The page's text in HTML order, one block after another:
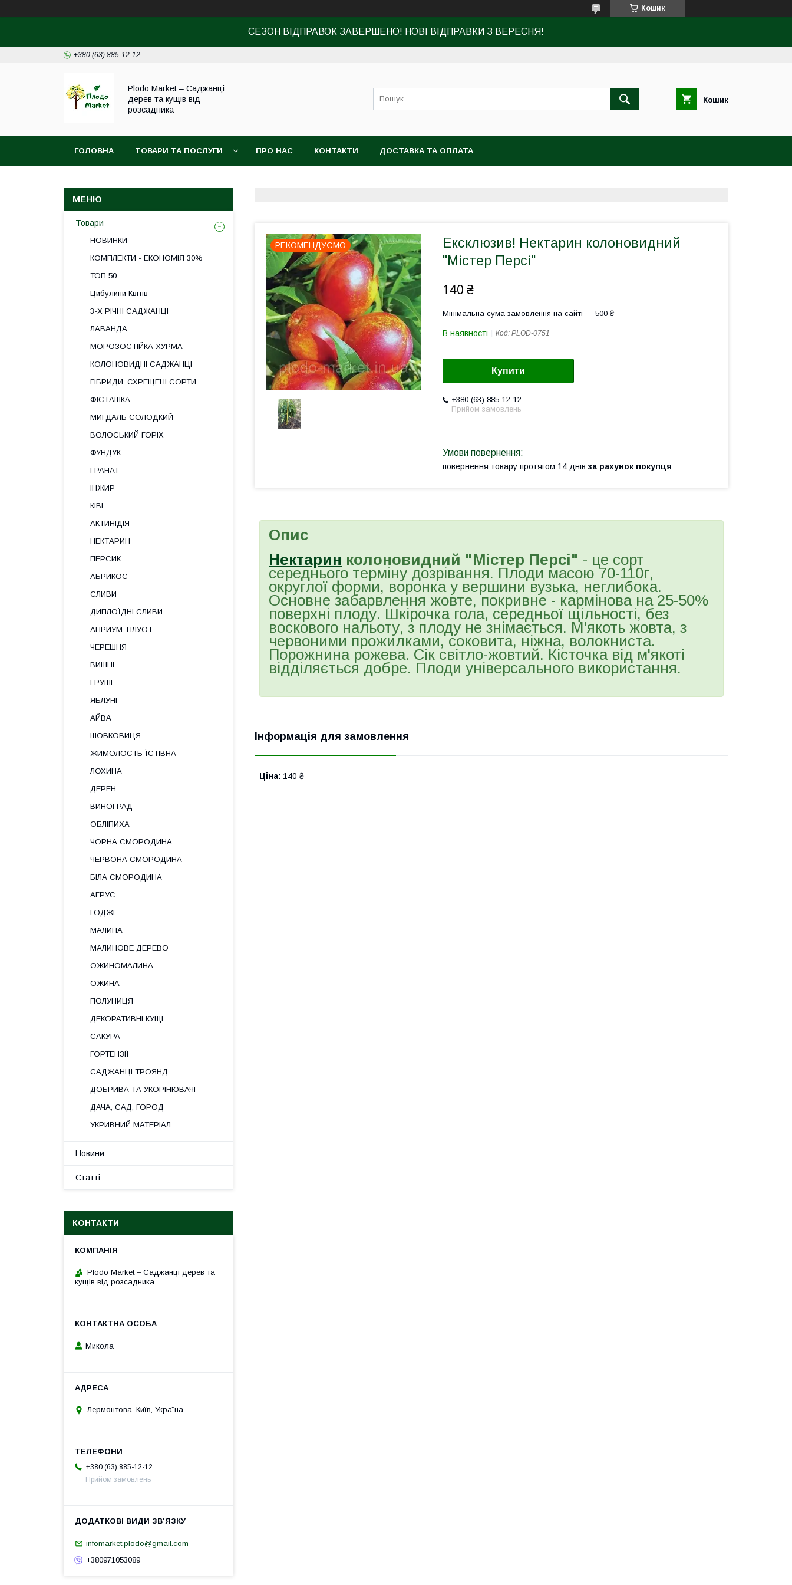
Кошик
СЕЗОН ВІДПРАВОК ЗАВЕРШЕНО! НОВІ ВІДПРАВКИ З ВЕРЕСНЯ!
+380 (63) 885-12-12
Plodo Market – Саджанці
дерев та кущів від
розсадника
Кошик
ГОЛОВНА ТОВАРИ ТА ПОСЛУГИ ПРО НАС КОНТАКТИ ДОСТАВКА ТА ОПЛАТА
РЕКОМЕНДУЄМО
Ексклюзив! Нектарин колоновидний
"Містер Персі"
140 ₴
Мінімальна сума замовлення на сайті — 500 ₴
В наявності Код: PLOD-0751
Купити
+380 (63) 885-12-12
Прийом замовлень
повернення товару протягом 14 днів за рахунок покупця
Опис
Нектарин колоновидний "Містер Персі" - це сорт
середнього терміну дозрівання. Плоди масою 70-110г,
округлої форми, воронка у вершини вузька, неглибока.
Основне забарвлення жовте, покривне - кармінова на 25-50%
поверхні плоду. Шкірочка гола, середньої щільності, без
воскового нальоту, з плоду не знімається. М'якоть жовта, з
червоними прожилками, соковита, ніжна, волокниста.
Порожнина рожева. Сік світло-жовтий. Кісточка від м'якоті
відділяється добре. Плоди універсального використання.
Інформація для замовлення
Ціна: 140 ₴
Товари
НОВИНКИ
КОМПЛЕКТИ - ЕКОНОМІЯ 30%
ТОП 50
Цибулини Квітів
3-Х РІЧНІ САДЖАНЦІ
ЛАВАНДА
МОРОЗОСТІЙКА ХУРМА
КОЛОНОВИДНІ САДЖАНЦІ
ГІБРИДИ. СХРЕЩЕНІ СОРТИ
ФІСТАШКА
МИГДАЛЬ СОЛОДКИЙ
ВОЛОСЬКИЙ ГОРІХ
ФУНДУК
ГРАНАТ
ІНЖИР
КІВІ
АКТИНІДІЯ
НЕКТАРИН
ПЕРСИК
АБРИКОС
СЛИВИ
ДИПЛОЇДНІ СЛИВИ
АПРИУМ. ПЛУОТ
ЧЕРЕШНЯ
ВИШНІ
ГРУШІ
ЯБЛУНІ
АЙВА
ШОВКОВИЦЯ
ЖИМОЛОСТЬ ЇСТІВНА
ЛОХИНА
ДЕРЕН
ВИНОГРАД
ОБЛІПИХА
ЧОРНА СМОРОДИНА
ЧЕРВОНА СМОРОДИНА
БІЛА СМОРОДИНА
АГРУС
ГОДЖІ
МАЛИНА
МАЛИНОВЕ ДЕРЕВО
ОЖИНОМАЛИНА
ОЖИНА
ПОЛУНИЦЯ
ДЕКОРАТИВНІ КУЩІ
САКУРА
ГОРТЕНЗІЇ
САДЖАНЦІ ТРОЯНД
ДОБРИВА ТА УКОРІНЮВАЧІ
ДАЧА, САД, ГОРОД
УКРИВНИЙ МАТЕРІАЛ
Новини
Статті
КОНТАКТИ
Plodo Market – Саджанці дерев та
кущів від розсадника
Микола
Лермонтова, Київ, Україна
+380 (63) 885-12-12
Прийом замовлень
infomarket.plodo@gmail.com
+380971053089